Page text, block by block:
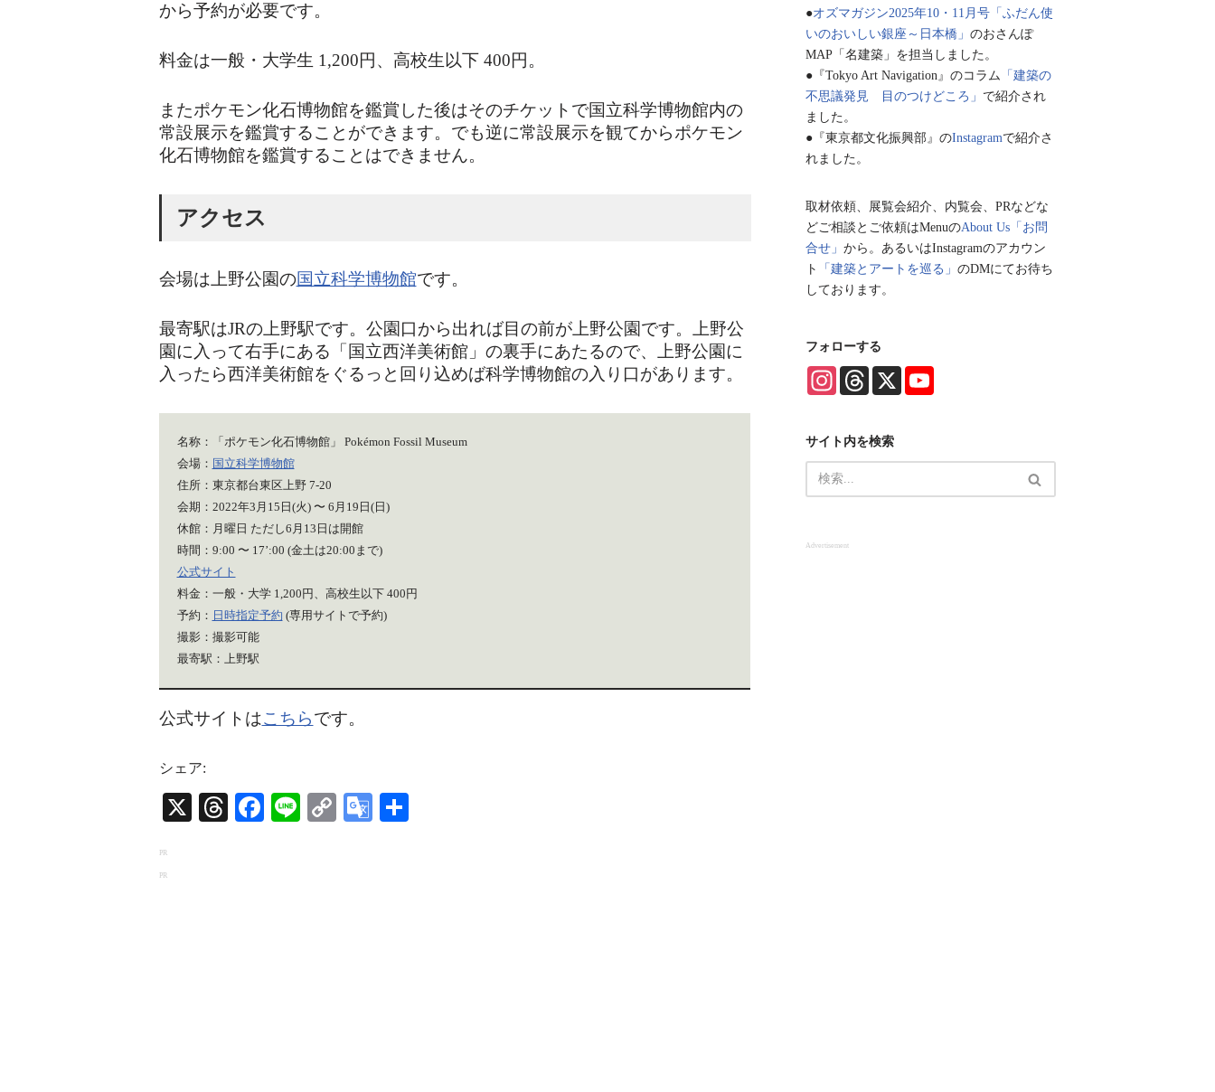
から予約が必要です。
料金は一般・大学生 1,200円、高校生以下 400円。
またポケモン化石博物館を鑑賞した後はそのチケットで国立科学博物館内の
常設展示を鑑賞することができます。でも逆に常設展示を観てからポケモン
化石博物館を鑑賞することはできません。
アクセス
会場は上野公園の国立科学博物館です。
最寄駅はJRの上野駅です。公園口から出れば目の前が上野公園です。上野公
園に入って右手にある「国立西洋美術館」の裏手にあたるので、上野公園に
入ったら西洋美術館をぐるっと回り込めば科学博物館の入り口があります。
名称：「ポケモン化石博物館」 Pokémon Fossil Museum
会場： 国立科学博物館
住所：東京都台東区上野 7-20
会期：2022年3月15日(火) 〜 6月19日(日)
休館：月曜日 ただし6月13日は開館
時間：9:00 〜 17’:00 (金土は20:00まで)
公式サイト
料金：一般・大学 1,200円、高校生以下 400円
予約： 日時指定予約 (専用サイトで予約)
撮影：撮影可能
最寄駅：上野駅
公式サイトはこちらです。
シェア:
X Threads
Facebook
LineCopyGoogle
PR
PR
●オズマガジン2025年10・11月号「ふだん使
いのおいしい銀座～日本橋」 のおさんぽ
MAP「名建築」を担当しました。
●『Tokyo Art Navigation』のコラム 「建築の
不思議発見 目のつけどころ」 で紹介され
ました。
●『東京都文化振興部』のInstagramで紹介さ
れました。
取材依頼、展覧会紹介、内覧会、PRなどな
どご相談とご依頼はMenuのAbout Us「お問
合せ」 から。あるいはInstagramのアカウン
ト
「建築とアートを巡る」 のDMにてお待ち
しております。
フォローする
I
g
r
a
m
T
d
s
X
Y
e
サイト内を検索
Advertisement